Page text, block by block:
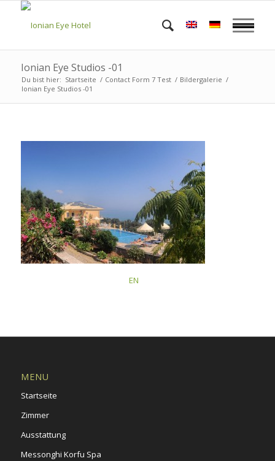
Ionian Eye Studios -01
Du bist hier: Startseite / Contact Form 7 Test / Bildergalerie /
Ionian Eye Studios -01
EN
MENU
Startseite
Zimmer
Ausstattung
Messonghi Korfu Spa